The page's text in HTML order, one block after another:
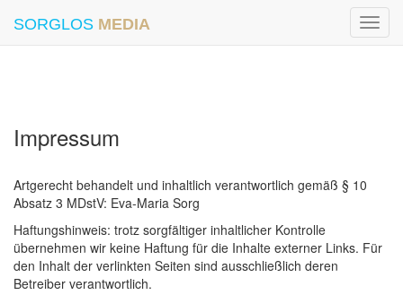
SORGLOS MEDIA
Impressum
Artgerecht behandelt und inhaltlich verantwortlich gemäß § 10
Absatz 3 MDstV: Eva-Maria Sorg
Haftungshinweis: trotz sorgfältiger inhaltlicher Kontrolle
übernehmen wir keine Haftung für die Inhalte externer Links. Für
den Inhalt der verlinkten Seiten sind ausschließlich deren
Betreiber verantwortlich.